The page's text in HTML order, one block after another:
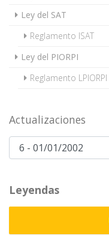
Ley del SAT
Reglamento ISAT
Ley del PIORPI
Reglamento LPIORPI
Actualizaciones
Leyendas